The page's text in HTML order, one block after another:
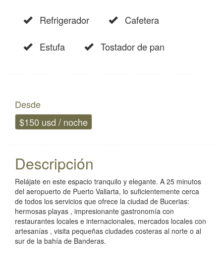
Refrigerador Cafetera
Estufa Tostador de pan
Desde
$150 usd / noche
Descripción
Relájate en este espacio tranquilo y elegante. A 25 minutos
del aeropuerto de Puerto Vallarta, lo suficientemente cerca
de todos los servicios que ofrece la ciudad de Bucerias:
hermosas playas , impresionante gastronomía con
restaurantes locales e internacionales, mercados locales con
artesanías , visita pequeñas ciudades costeras al norte o al
sur de la bahía de Banderas.